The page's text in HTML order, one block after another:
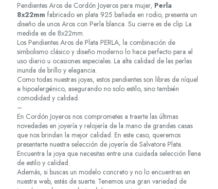
Pendientes Aros de Cordón Joyeros para mujer, Perla
8x22mm fabricado en plata 925 bañada en rodio, presenta un
diseño de unos Aros con Perla blanca. Su cierre es de clip. La
medida es de 8x22mm.
Los Pendientes Aros de Plata PERLA, la combinación de
simbolismo clásico y diseño moderno lo hace perfecto para el
uso diario u ocasiones especiales. La alta calidad de las perlas
inunda de brillo y elegancia.
Como todas nuestras joyas, estos pendientes son libres de níquel
e hipoalergénico, asegurando no solo estilo, sino también
comodidad y calidad.
–
En Cordón Joyeros nos comprometes a traerte las últimas
novedades en joyería y relojería de la mano de grandes casas
que nos brindan la mejor calidad. En este caso, queremos
presentarte nuestra selección de joyería de Salvatore Plata.
Encuentra la joya que necesitas entre una cuidada selección llena
de estilo y calidad.
Además, si buscas un modelo concreto y no lo encuentras en
nuestra web, estás de suerte. Tenemos una gran variedad de